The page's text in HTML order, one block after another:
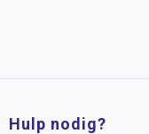
Hulp nodig?